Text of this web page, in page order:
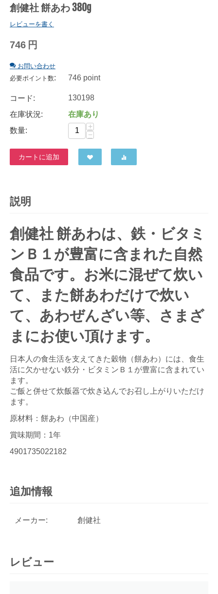
創健社 餅あわ 380g
レビューを書く
746 円
お問い合わせ
必要ポイント数: 746 point
コード:
130198
在庫状況:
在庫あり
数量:
+
−
カートに追加
説明
創健社 餅あわは、鉄・ビタミ
ンＢ１が豊富に含まれた自然
食品です。お米に混ぜて炊い
て、また餅あわだけで炊い
て、あわぜんざい等、さまざ
まにお使い頂けます。
日本人の食生活を支えてきた穀物（餅あわ）には、食生
活に欠かせない鉄分・ビタミンＢ１が豊富に含まれてい
ます。
ご飯と併せて炊飯器で炊き込んでお召し上がりいただけ
ます。
原材料：餅あわ（中国産）
賞味期間：1年
4901735022182
追加情報
メーカー: 創健社
レビュー